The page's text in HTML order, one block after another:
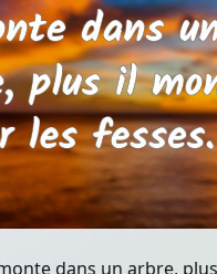
dans un arbre,